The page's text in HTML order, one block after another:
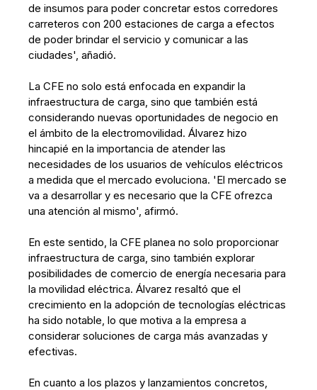
de insumos para poder concretar estos corredores
carreteros con 200 estaciones de carga a efectos
de poder brindar el servicio y comunicar a las
ciudades', añadió.
La CFE no solo está enfocada en expandir la
infraestructura de carga, sino que también está
considerando nuevas oportunidades de negocio en
el ámbito de la electromovilidad. Álvarez hizo
hincapié en la importancia de atender las
necesidades de los usuarios de vehículos eléctricos
a medida que el mercado evoluciona. 'El mercado se
va a desarrollar y es necesario que la CFE ofrezca
una atención al mismo', afirmó.
En este sentido, la CFE planea no solo proporcionar
infraestructura de carga, sino también explorar
posibilidades de comercio de energía necesaria para
la movilidad eléctrica. Álvarez resaltó que el
crecimiento en la adopción de tecnologías eléctricas
ha sido notable, lo que motiva a la empresa a
considerar soluciones de carga más avanzadas y
efectivas.
En cuanto a los plazos y lanzamientos concretos,